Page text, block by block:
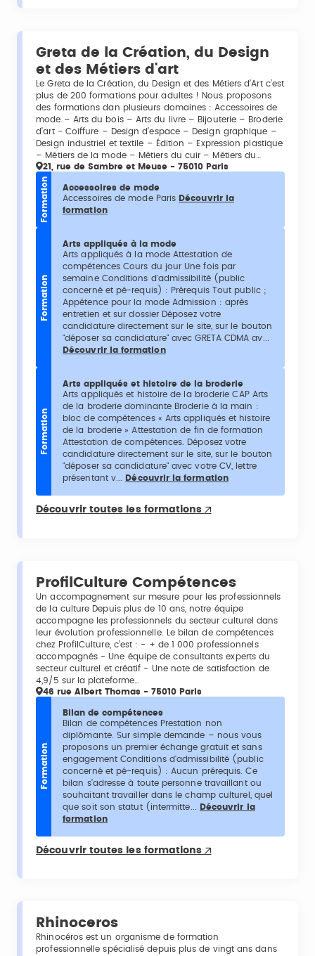
Greta de la Création, du Design
et des Métiers d'art
Le Greta de la Création, du Design et des Métiers d’Art c’est
plus de 200 formations pour adultes ! Nous proposons
des formations dan plusieurs domaines : Accessoires de
mode – Arts du bois – Arts du livre – Bijouterie – Broderie
d’art - Coiffure – Design d’espace – Design graphique –
Design industriel et textile – Édition – Expression plastique
– Métiers de la mode – Métiers du cuir – Métiers du…
21, rue de Sambre et Meuse - 75010 Paris
Formation
Accessoires de mode
Accessoires de mode Paris Découvrir la
formation
Formation
Arts appliqués à la mode
Arts appliqués à la mode Attestation de
compétences Cours du jour Une fois par
semaine Conditions d'admissibilité (public
concerné et pé-requis) : Prérequis Tout public ;
Appétence pour la mode Admission : après
entretien et sur dossier Déposez votre
candidature directement sur le site, sur le bouton
"déposer sa candidature" avec GRETA CDMA av...
Découvrir la formation
Formation
Arts appliqués et histoire de la broderie
Arts appliqués et histoire de la broderie CAP Arts
de la broderie dominante Broderie à la main :
bloc de compétences « Arts appliqués et histoire
de la broderie » Attestation de fin de formation
Attestation de compétences. Déposez votre
candidature directement sur le site, sur le bouton
"déposer sa candidature" avec votre CV, lettre
présentant v...
Découvrir la formation
Découvrir toutes les formations
ProfilCulture Compétences
Un accompagnement sur mesure pour les professionnels
de la culture Depuis plus de 10 ans, notre équipe
accompagne les professionnels du secteur culturel dans
leur évolution professionnelle. Le bilan de compétences
chez ProfilCulture, c’est : - + de 1 000 professionnels
accompagnés - Une équipe de consultants experts du
secteur culturel et créatif - Une note de satisfaction de
4,9/5 sur la plateforme…
46 rue Albert Thomas - 75010 Paris
Formation
Bilan de compétences
Bilan de compétences Prestation non
diplômante. Sur simple demande – nous vous
proposons un premier échange gratuit et sans
engagement Conditions d'admissibilité (public
concerné et pé-requis) : Aucun prérequis. Ce
bilan s’adresse à toute personne travaillant ou
souhaitant travailler dans le champ culturel, quel
que soit son statut (intermitte...
Découvrir la
formation
Découvrir toutes les formations
Rhinoceros
Rhinocéros est un organisme de formation
professionnelle spécialisé depuis plus de vingt ans dans